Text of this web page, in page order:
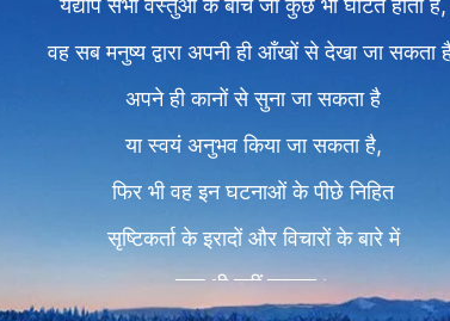
यद्यपि सभी वस्तुओं के बीच जो कुछ भी घटित होता है,
वह सब मनुष्य द्वारा अपनी ही आँखों से देखा जा सकता
अपने ही कानों से सुना जा सकता है
या स्वयं अनुभव किया जा सकता है,
फिर भी वह इन घटनाओं के पीछे निहित
सृष्टिकर्ता के इरादों और विचारों के बारे में
कुछ भी नहीं जानता।